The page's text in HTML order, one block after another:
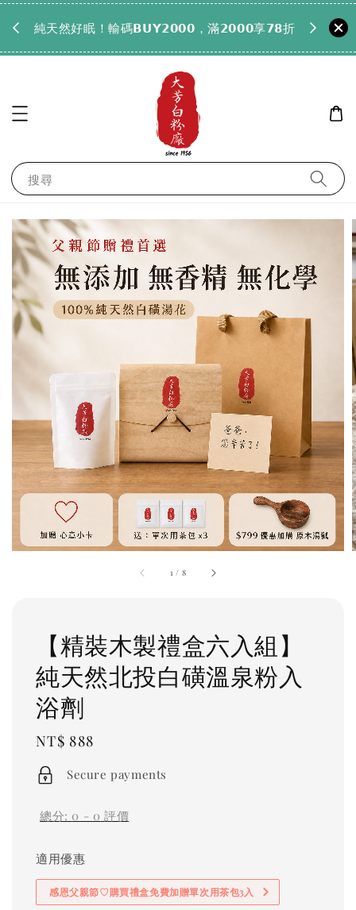
純天然好眠！輸碼𝗕𝗨𝗬𝟮𝟬𝟬𝟬，滿𝟮𝟬𝟬𝟬享𝟳𝟴折
搜尋
1 / 8
【精裝木製禮盒六入組】
純天然北投白磺溫泉粉入
浴劑
Regular
price
NT$ 888
Secure payments
總分: 0 - 0 評價
適用優惠
感恩父親節♡購買禮盒免費加贈單次用茶包3入